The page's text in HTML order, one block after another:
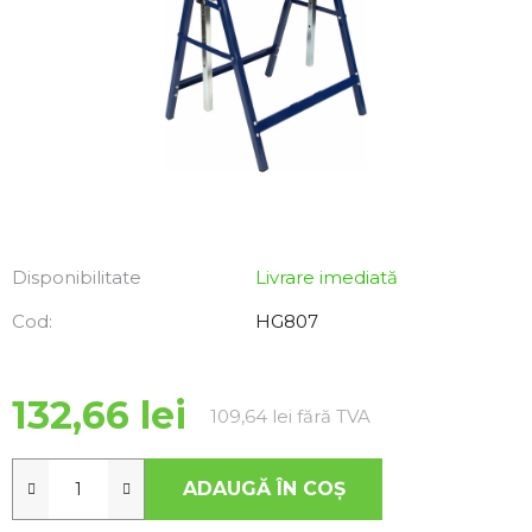
Disponibilitate
Livrare imediată
Cod:
HG807
132,66 lei 109,64 lei fără TVA
ADAUGĂ ÎN COŞ